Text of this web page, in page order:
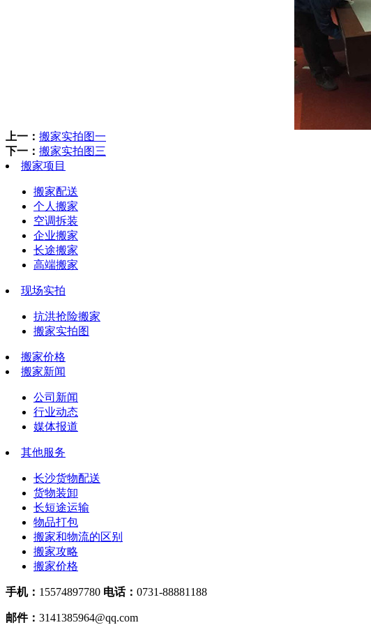
上一： 搬家实拍图一
下一： 搬家实拍图三
搬家项目
搬家配送
个人搬家
空调拆装
企业搬家
长途搬家
高端搬家
现场实拍
抗洪抢险搬家
搬家实拍图
搬家价格
搬家新闻
公司新闻
行业动态
媒体报道
其他服务
长沙货物配送
货物装卸
长短途运输
物品打包
搬家和物流的区别
搬家攻略
搬家价格
手机： 15574897780 电话： 0731-88881188
邮件： 3141385964@qq.com